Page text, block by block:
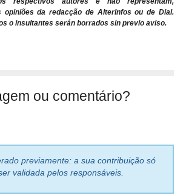
opiniões da redacção de AlterInfos ou de Dial.
o insultantes serán borrados sin previo aviso.
ou comentário?
previamente: a sua contribuição só
validada pelos responsáveis.